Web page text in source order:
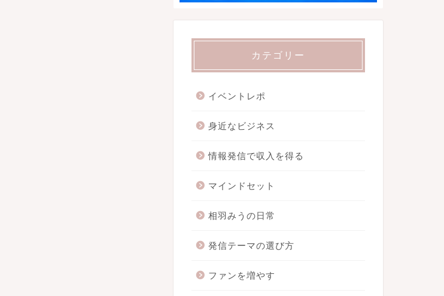
カテゴリー
イベントレポ
身近なビジネス
情報発信で収入を得る
マインドセット
相羽みうの日常
発信テーマの選び方
ファンを増やす